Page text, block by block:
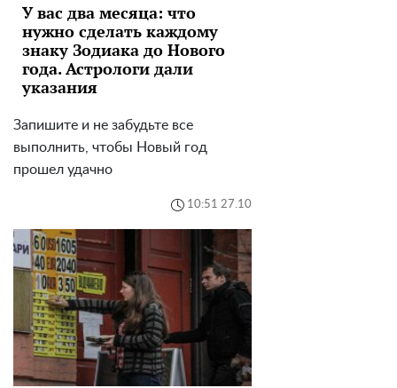
У вас два месяца: что
нужно сделать каждому
знаку Зодиака до Нового
года. Астрологи дали
указания
Запишите и не забудьте все
выполнить, чтобы Новый год
прошел удачно
10:51 27.10